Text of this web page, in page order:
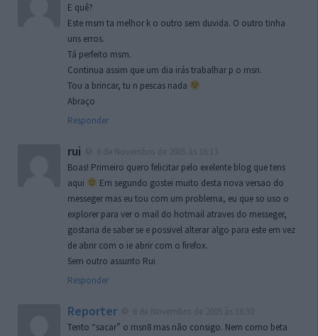
E quê?
Este msm ta melhor k o outro sem duvida. O outro tinha
uns erros.
Tá perfeito msm.
Continua assim que um dia irás trabalhar p o msn.
Tou a brincar, tu n pescas nada
Abraço
Responder
rui
Boas! Primeiro quero felicitar pelo exelente blog que tens
aqui
Em segundo gostei muito desta nova versao do
messeger mas eu tou com um problema, eu que so uso o
explorer para ver o mail do hotmail atraves do messeger,
gostaria de saber se e possivel alterar algo para este em vez
de abrir com o ie abrir com o firefox.
Sem outro assunto Rui
Responder
Reporter
Tento “sacar” o msn8 mas não consigo. Nem como beta